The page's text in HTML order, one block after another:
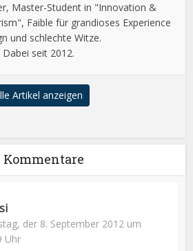
Master-Student in "Innovation &
Faible für grandioses Experience
und schlechte Witze.
Dabei seit 2012.
Artikel anzeigen
Kommentare
der 8. September 2012 um
Uhr